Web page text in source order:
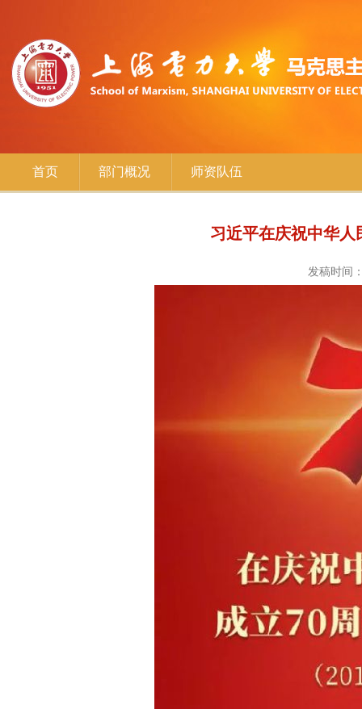
首页 部门概况 师资队伍
习近平在庆祝中华人
发稿时间